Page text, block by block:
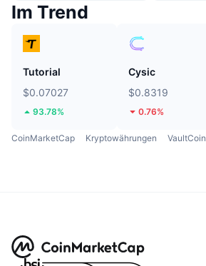
Im Trend
Tutorial
$0.07027
93.78%
Cysic
$0.8319
0.76%
CoinMarketCap Kryptowährungen VaultCoin